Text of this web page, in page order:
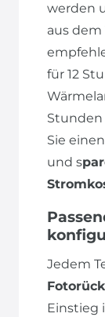
werden
aus dem
für 12
Stunden
Sie
und s
Jedem
Einstieg